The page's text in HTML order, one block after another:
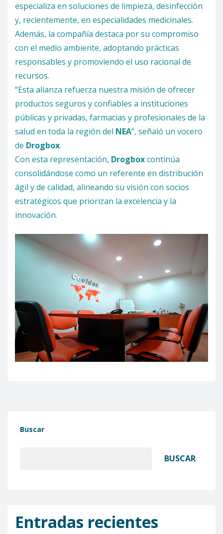
especializa en soluciones de limpieza, desinfección
y, recientemente, en especialidades medicinales.
Además, la compañía destaca por su compromiso
con el medio ambiente, adoptando prácticas
responsables y promoviendo el uso racional de
recursos.
“Esta alianza refuerza nuestra misión de ofrecer
productos seguros y confiables a instituciones
públicas y privadas, farmacias y profesionales de la
salud en toda la región del NEA”, señaló un vocero
de Drogbox.
Con esta representación, Drogboxcontinúa
consolidándose como un referente en distribución
ágil y de calidad, alineando su visión con socios
estratégicos que priorizan la excelencia y la
innovación.
Buscar
BUSCAR
Entradas recientes